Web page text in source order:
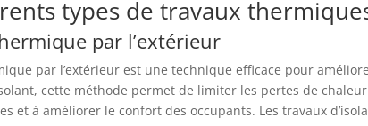
types de travaux
par l’extérieur
par l’extérieur est une technique efficace pour
cette méthode permet de limiter les pertes de
et à améliorer le confort des occupants. Les travaux